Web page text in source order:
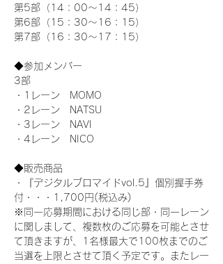
第5部（14：00～14：45）
第6部（15：30～16：15）
第7部（16：30～17：15）
◆参加メンバー
3部
・1レーン　MOMO
・2レーン　NATSU
・3レーン　NAVI
・4レーン　NICO
◆販売商品
・『デジタルブロマイドvol.5』個別握手券
付・・・1,700円(税込み)
※同一応募期間における同じ部・同一レーン
に関しまして、複数枚のご応募を可能とさせ
て頂きますが、1名様最大で100枚までのご
当選を上限とさせて頂く予定です。またレー